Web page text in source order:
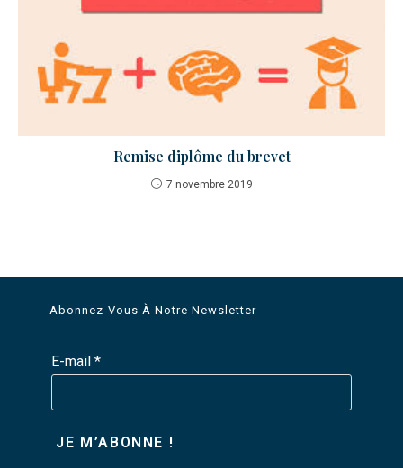
Remise diplôme du brevet
7 novembre 2019
Abonnez-Vous À Notre Newsletter
E-mail*